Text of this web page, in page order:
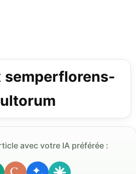
semperflorens-
avec votre IA préférée :